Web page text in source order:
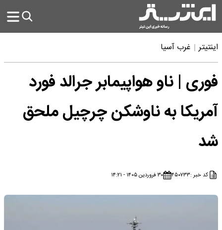
اینتیتر غرب آسیا
فوری | ناو هواپیمابر جرالد فورد
آمریکا به ناوشکن چرچیل ملحق
شد
کد خبر :۴۵۰۷۳۳ ۳۰ فروردین ۱۴۰۵ - ۱۴:۲۱